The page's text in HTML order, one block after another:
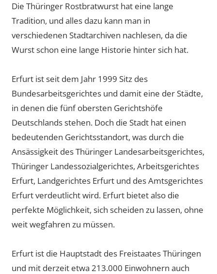
Die Thüringer Rostbratwurst hat eine lange
Tradition, und alles dazu kann man in
verschiedenen Stadtarchiven nachlesen, da die
Wurst schon eine lange Historie hinter sich hat.
Erfurt ist seit dem Jahr 1999 Sitz des
Bundesarbeitsgerichtes und damit eine der Städte,
in denen die fünf obersten Gerichtshöfe
Deutschlands stehen. Doch die Stadt hat einen
bedeutenden Gerichtsstandort, was durch die
Ansässigkeit des Thüringer Landesarbeitsgerichtes,
Thüringer Landessozialgerichtes, Arbeitsgerichtes
Erfurt, Landgerichtes Erfurt und des Amtsgerichtes
Erfurt verdeutlicht wird. Erfurt bietet also die
perfekte Möglichkeit, sich scheiden zu lassen, ohne
weit wegfahren zu müssen.
Erfurt ist die Hauptstadt des Freistaates Thüringen
und mit derzeit etwa 213.000 Einwohnern auch